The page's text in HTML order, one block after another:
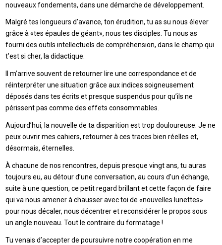
nouveaux fondements, dans une démarche de développement.
Malgré tes longueurs d’avance, ton érudition, tu as su nous élever
grâce à «tes épaules de géant», nous tes disciples. Tu nous as
fourni des outils intellectuels de compréhension, dans le champ qui
t’est si cher, la didactique.
Il m’arrive souvent de retourner lire une correspondance et de
réinterpréter une situation grâce aux indices soigneusement
déposés dans tes écrits et presque suspendus pour qu’ils ne
périssent pas comme des effets consommables.
Aujourd’hui, la nouvelle de ta disparition est trop douloureuse. Je ne
peux ouvrir mes cahiers, retourner à ces traces bien réelles et,
désormais, éternelles.
À chacune de nos rencontres, depuis presque vingt ans, tu auras
toujours eu, au détour d’une conversation, au cours d’un échange,
suite à une question, ce petit regard brillant et cette façon de faire
qui va nous amener à chausser avec toi de «nouvelles lunettes»
pour nous décaler, nous décentrer et reconsidérer le propos sous
un angle nouveau. Tout le contraire du formatage !
Tu venais d’accepter de poursuivre notre coopération en me